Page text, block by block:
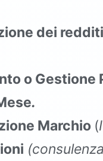
dei redditi
o Gestione
.
Marchio (